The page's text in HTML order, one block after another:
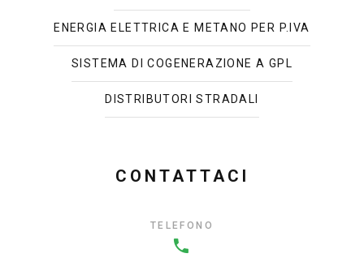
ENERGIA ELETTRICA E METANO PER P.IVA
SISTEMA DI COGENERAZIONE A GPL
DISTRIBUTORI STRADALI
CONTATTACI
TELEFONO